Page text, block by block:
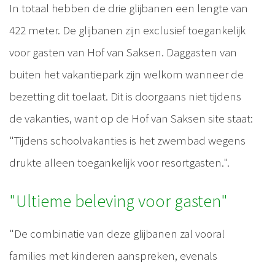
In totaal hebben de drie glijbanen een lengte van
422 meter. De glijbanen zijn exclusief toegankelijk
voor gasten van Hof van Saksen. Daggasten van
buiten het vakantiepark zijn welkom wanneer de
bezetting dit toelaat. Dit is doorgaans niet tijdens
de vakanties, want op de Hof van Saksen site staat:
"Tijdens schoolvakanties is het zwembad wegens
drukte alleen toegankelijk voor resortgasten.".
"Ultieme beleving voor gasten"
"De combinatie van deze glijbanen zal vooral
families met kinderen aanspreken, evenals